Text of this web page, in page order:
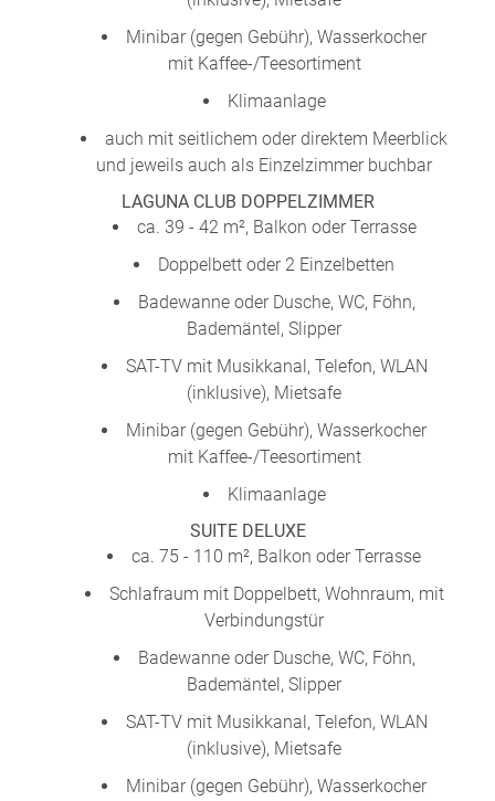
Minibar (gegen Gebühr), Wasserkocher
mit Kaffee-/Teesortiment
Klimaanlage
auch mit seitlichem oder direktem Meerblick
und jeweils auch als Einzelzimmer buchbar
LAGUNA CLUB DOPPELZIMMER
ca. 39 - 42 m², Balkon oder Terrasse
Doppelbett oder 2 Einzelbetten
Badewanne oder Dusche, WC, Föhn,
Bademäntel, Slipper
SAT-TV mit Musikkanal, Telefon, WLAN
(inklusive), Mietsafe
Minibar (gegen Gebühr), Wasserkocher
mit Kaffee-/Teesortiment
Klimaanlage
SUITE DELUXE
ca. 75 - 110 m², Balkon oder Terrasse
Schlafraum mit Doppelbett, Wohnraum, mit
Verbindungstür
Badewanne oder Dusche, WC, Föhn,
Bademäntel, Slipper
SAT-TV mit Musikkanal, Telefon, WLAN
(inklusive), Mietsafe
Minibar (gegen Gebühr), Wasserkocher